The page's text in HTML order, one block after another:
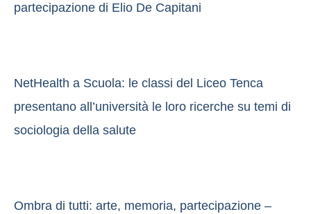
partecipazione di Elio De Capitani
NetHealth a Scuola: le classi del Liceo Tenca
presentano all’università le loro ricerche su temi di
sociologia della salute
Ombra di tutti: arte, memoria, partecipazione –